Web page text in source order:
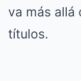
va más allá
títulos.